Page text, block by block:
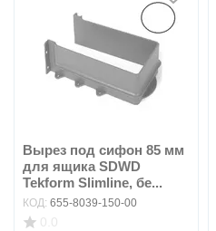
Вырез под сифон 85 мм
для ящика SDWD
Tekform Slimline, бе...
КОД: 655-8039-150-00